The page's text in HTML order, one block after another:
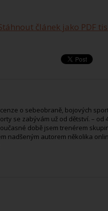
článek jako PDF
o sebeobraně, bojových
se zabývám už od dětství. –
době jsem trenérem
nadšeným autorem několika